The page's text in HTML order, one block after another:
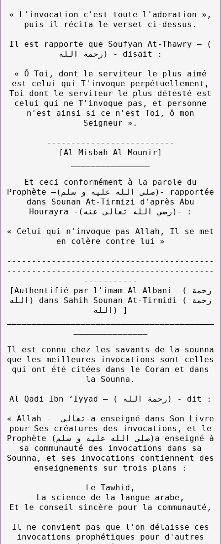
« L'invocation c'est toute l'adoration »,
puis il récita le verset ci-dessus.
Il est rapporte que Soufyan At-Thawry – (
رحمة الله) - disait :
« Ô Toi, dont le serviteur le plus aimé
est celui qui T'invoque perpétuellement,
Toi dont le serviteur le plus détesté est
celui qui ne T'invoque pas, et personne
n'est ainsi si ce n'est Toi, ô mon
Seigneur ».
--------------------------
[Al Misbah Al Mounir]
Et ceci conformément à la parole du
Prophète –(صلى الله عليه و سلم)- rapportée
dans Sounan At-Tirmizi d'après Abu
Hourayra -(رضي الله تعالى عنه)- :
« Celui qui n'invoque pas Allah, Il se met
en colère contre lui »
------------------------------------------
------------------------------------------
-----------
[Authentifié par l'imam Al Albani ( رحمة
الله) dans Sahih Sounan At-Tirmidi ( رحمة
الله) ]
Il est connu chez les savants de la sounna
que les meilleures invocations sont celles
qui ont été citées dans le Coran et dans
la Sounna.
Al Qadi Ibn ‘Iyyad – ( رحمة الله) - dit :
« Allah - تعالى-a enseigné dans Son Livre
pour Ses créatures des invocations, et le
Prophète (صلى الله عليه و سلم)a enseigné à
sa communauté des invocations dans sa
Sounna, et ses invocations contiennent des
enseignements sur trois plans :
Le Tawhid,
La science de la langue arabe,
Et le conseil sincère pour la communauté,
Il ne convient pas que l'on délaisse ces
invocations prophétiques pour d'autres